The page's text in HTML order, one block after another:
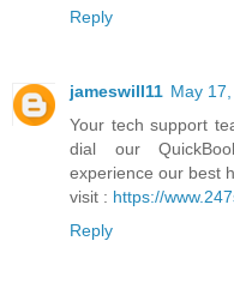
Reply
jameswill11 May
Your tech support
dial our
experience our best
visit : https://
Reply